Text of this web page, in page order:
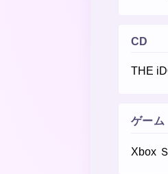
CD
THE
ゲーム
Xbox